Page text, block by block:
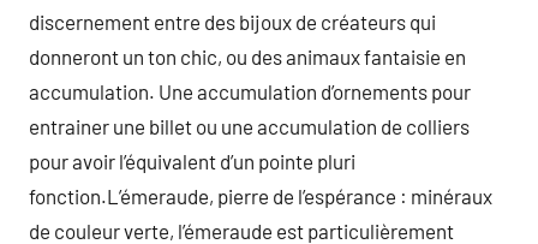
discernement entre des bijoux de créateurs qui
donneront un ton chic, ou des animaux fantaisie en
accumulation. Une accumulation d’ornements pour
entrainer une billet ou une accumulation de colliers
pour avoir l’équivalent d’un pointe pluri
fonction.L’émeraude, pierre de l’espérance : minéraux
de couleur verte, l’émeraude est particulièrement